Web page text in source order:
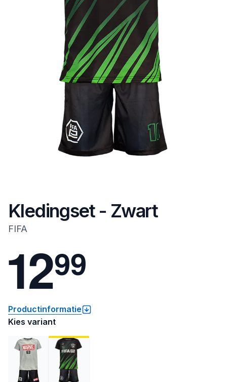
Kledingset - Zwart
FIFA
1299
Productinformatie
Kies variant